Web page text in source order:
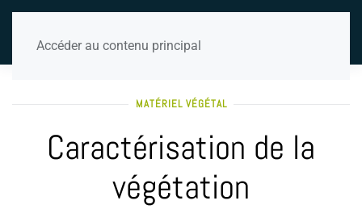
Accéder au contenu principal
MATÉRIEL VÉGÉTAL
Caractérisation de la
végétation